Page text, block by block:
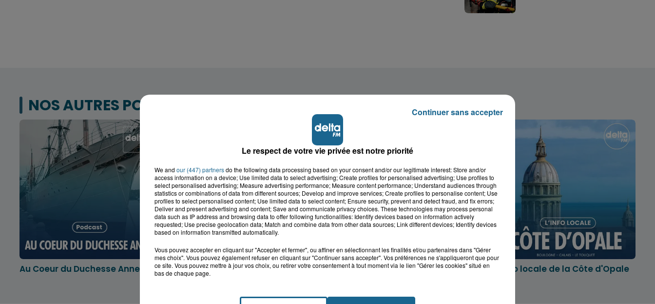
NOS AUTRES PODCASTS
Au Coeur du Duchesse Anne
L'info locale dans le
Dunkerquois
L'info locale de l'Audomarois L'info locale de la Côte d'Opale
Le respect de votre vie privée est notre priorité
We and our (447) partnersdo the following data processing based on your consent and/or our legitimate interest: Store and/or
access information on a device; Use limited data to select advertising; Create profiles for personalised advertising; Use profiles to
select personalised advertising; Measure advertising performance; Measure content performance; Understand audiences through
statistics or combinations of data from different sources; Develop and improve services; Create profiles to personalise content; Use
profiles to select personalised content; Use limited data to select content; Ensure security, prevent and detect fraud, and fix errors;
Deliver and present advertising and content; Save and communicate privacy choices. These technologies may process personal
data such as IP address and browsing data to offer following functionalities: Identify devices based on information actively
requested; Use precise geolocation data; Match and combine data from other data sources; Link different devices; Identify devices
based on information transmitted automatically.
Vous pouvez accepter en cliquant sur "Accepter et fermer", ou affiner en sélectionnant les finalités et/ou partenaires dans "Gérer
mes choix". Vous pouvez également refuser en cliquant sur "Continuer sans accepter". Vos préférences ne s'appliqueront que pour
ce site. Vous pouvez mettre à jour vos choix, ou retirer votre consentement à tout moment via le lien "Gérer les cookies" situé en
bas de chaque page.
Continuer sans accepter